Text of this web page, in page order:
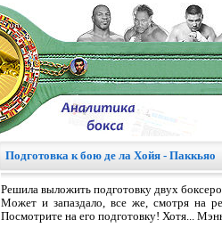
Подготовка к бою де ла Хойя - Паккьяо
Решила выложить подготовку двух
Может и запаздало, все же, смотря на
Посмотрите на его подготовку! Хотя...